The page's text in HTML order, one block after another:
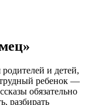
и детей,
ребенок —
обязательно
разбирать